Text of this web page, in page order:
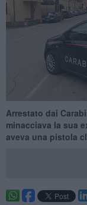
Arrestato dai
minacciava la sua
aveva una pistola